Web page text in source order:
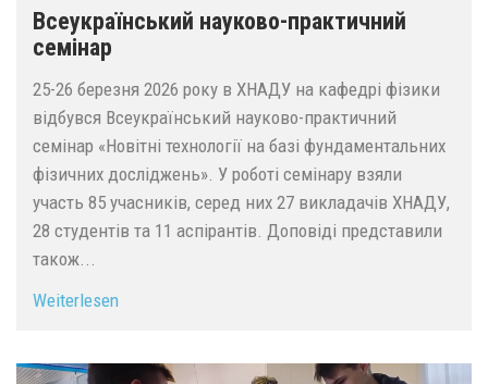
Всеукраїнський науково-практичний
семінар
25-26 березня 2026 року в ХНАДУ на кафедрі фізики
відбувся Всеукраїнський науково-практичний
семінар «Новітні технології на базі фундаментальних
фізичних досліджень». У роботі семінару взяли
участь 85 учасників, серед них 27 викладачів ХНАДУ,
28 студентів та 11 аспірантів. Доповіді представили
також...
Weiterlesen